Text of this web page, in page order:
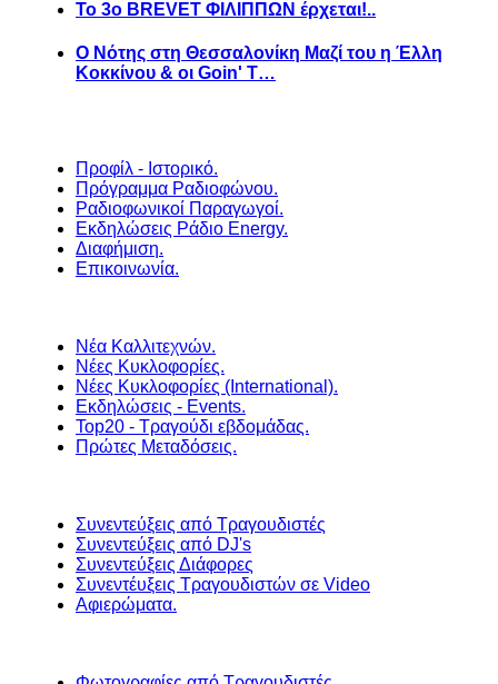
Το 3ο BREVET ΦΙΛΙΠΠΩΝ έρχεται!..
Ο Νότης στη Θεσσαλονίκη Μαζί του η Έλλη
Κοκκίνου & οι Goin' T…
Προφίλ - Ιστορικό.
Πρόγραμμα Ραδιοφώνου.
Ραδιοφωνικοί Παραγωγοί.
Εκδηλώσεις Ράδιο Energy.
Διαφήμιση.
Επικοινωνία.
Νέα Καλλιτεχνών.
Νέες Κυκλοφορίες.
Νέες Κυκλοφορίες (International).
Εκδηλώσεις - Events.
Top20 - Τραγούδι εβδομάδας.
Πρώτες Μεταδόσεις.
Συνεντεύξεις από Τραγουδιστές
Συνεντεύξεις από DJ's
Συνεντεύξεις Διάφορες
Συνεντέυξεις Τραγουδιστών σε Video
Αφιερώματα.